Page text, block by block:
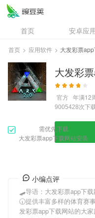
首页 安卓应
资讯
专题
问答
首页 > 应用软件 > 大发彩票
大发彩
官方 年满12
9005428次下
需优先下载
大发彩票app下载网站安装
小编点评
🛹导语： 大发彩票app下
🕡提供丰富多样的体育赛
发彩票app下载网站的大